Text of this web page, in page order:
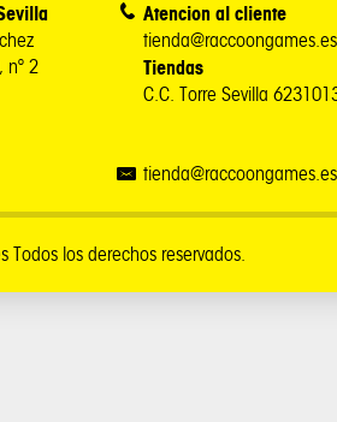
nº 2
Atencion al cliente
tienda@raccoongames.es
Tiendas
C.C. Torre Sevilla
tienda@raccoongames.es
los derechos reservados.